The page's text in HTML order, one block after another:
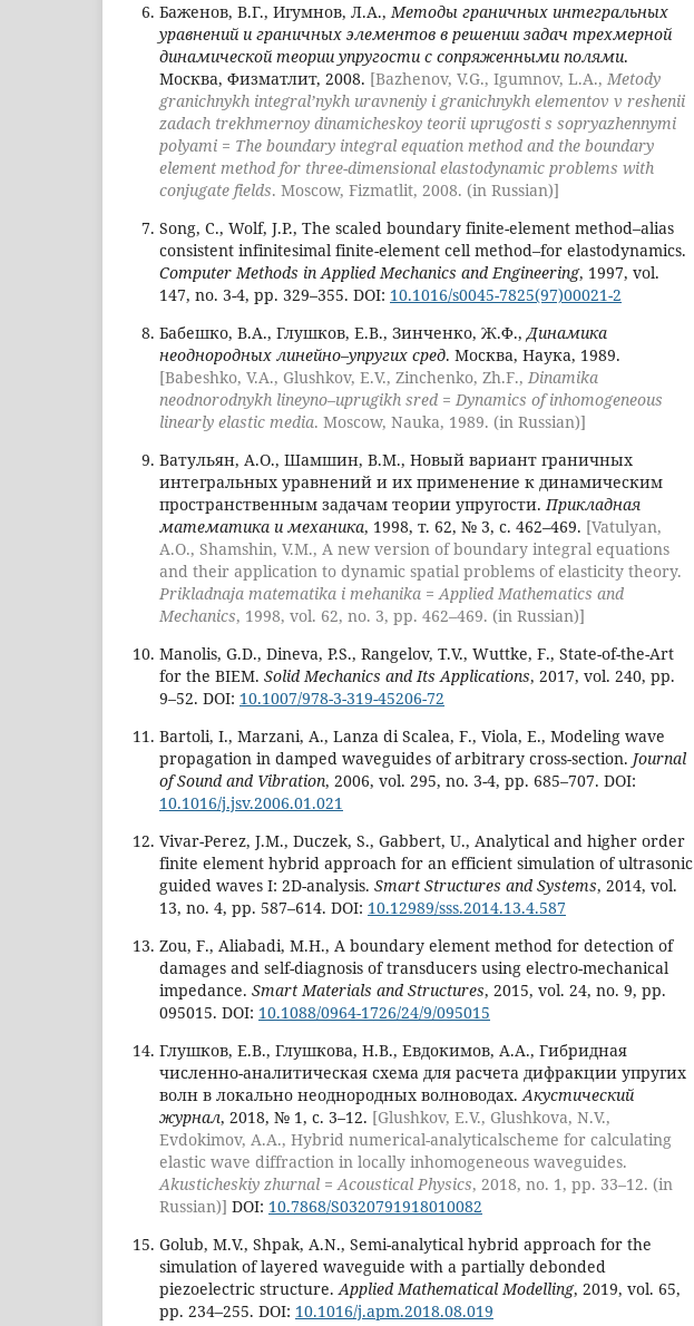
Баженов, В.Г., Игумнов, Л.А.,Методы граничных интегральных
уравнений и граничных элементов в решении задач трехмерной
динамической теории упругости с сопряженными полями.
Москва, Физматлит, 2008. [Bazhenov, V.G., Igumnov, L.A., Metody
granichnykh integral’nykh uravneniy i granichnykh elementov v reshenii
zadach trekhmernoy dinamicheskoy teorii uprugosti s sopryazhennymi
polyami = The boundary integral equation method and the boundary
element method for three-dimensional elastodynamic problems with
conjugate fields. Moscow, Fizmatlit, 2008. (in Russian)]
Song, С., Wolf, J.P., The scaled boundary finite-element method–alias
consistent infinitesimal finite-element cell method–for elastodynamics.
Computer Methods in Applied Mechanics and Engineering, 1997, vol.
147, no. 3-4, pp. 329–355. DOI: 10.1016/s0045-7825(97)00021-2
Бабешко, В.А., Глушков, Е.В., Зинченко, Ж.Ф.,Динамика
неоднородных линейно–упругих сред. Москва, Наука, 1989.
[Babeshko, V.A., Glushkov, E.V., Zinchenko, Zh.F., Dinamika
neodnorodnykh lineyno–uprugikh sred = Dynamics of inhomogeneous
linearly elastic media. Moscow, Nauka, 1989. (in Russian)]
Ватульян, А.О., Шамшин, В.М., Новый вариант граничных
интегральных уравнений и их применение к динамическим
пространственным задачам теории упругости.Прикладная
математика и механика, 1998, т. 62, № 3, с. 462–469. [Vatulyan,
A.O., Shamshin, V.M., A new version of boundary integral equations
and their application to dynamic spatial problems of elasticity theory.
Prikladnaja matematika i mehanika = Applied Mathematics and
Mechanics, 1998, vol. 62, no. 3, pp. 462–469. (in Russian)]
Manolis, G.D., Dineva, P.S., Rangelov, T.V., Wuttke, F., State-of-the-Art
for the BIEM. Solid Mechanics and Its Applications, 2017, vol. 240, pp.
9–52. DOI: 10.1007/978-3-319-45206-72
Bartoli, I., Marzani, A., Lanza di Scalea, F., Viola, E., Modeling wave
propagation in damped waveguides of arbitrary cross-section. Journal
of Sound and Vibration, 2006, vol. 295, no. 3-4, pp. 685–707. DOI:
10.1016/j.jsv.2006.01.021
Vivar-Perez, J.M., Duczek, S., Gabbert, U., Analytical and higher order
finite element hybrid approach for an efficient simulation of ultrasonic
guided waves I: 2D-analysis. Smart Structures and Systems, 2014, vol.
13, no. 4, pp. 587–614. DOI: 10.12989/sss.2014.13.4.587
Zou, F., Aliabadi, M.H., A boundary element method for detection of
damages and self-diagnosis of transducers using electro-mechanical
impedance. Smart Materials and Structures, 2015, vol. 24, no. 9, pp.
095015. DOI: 10.1088/0964-1726/24/9/095015
Глушков, Е.В., Глушкова, Н.В., Евдокимов, А.А., Гибридная
численно-аналитическая схема для расчета дифракции упругих
волн в локально неоднородных волноводах.Акустический
журнал, 2018, № 1, с. 3–12. [Glushkov, E.V., Glushkova, N.V.,
Evdokimov, A.A., Hybrid numerical-analyticalscheme for calculating
elastic wave diffraction in locally inhomogeneous waveguides.
Akusticheskiy zhurnal = Acoustical Physics, 2018, no. 1, pp. 33–12. (in
Russian)] DOI: 10.7868/S0320791918010082
Golub, M.V., Shpak, A.N., Semi-analytical hybrid approach for the
simulation of layered waveguide with a partially debonded
piezoelectric structure.Applied Mathematical Modelling, 2019, vol. 65,
pp. 234–255. DOI: 10.1016/j.apm.2018.08.019